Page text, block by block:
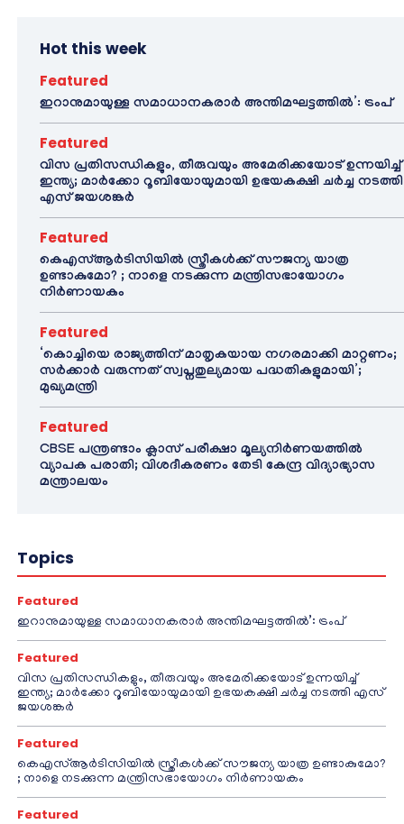
Hot this week
Featured
ഇറാനുമായുള്ള സമാധാനകരാർ അന്തിമഘട്ടത്തിൽ‌’: ട്രംപ്
Featured
വിസ പ്രതിസന്ധികളും, തീരുവയും അമേരിക്കയോട് ഉന്നയിച്ച്
ഇന്ത്യ; മാർക്കോ റൂബിയോയുമായി ഉഭയകക്ഷി ചർച്ച നടത്തി
എസ് ജയശങ്കർ
Featured
കെഎസ്ആർടിസിയിൽ സ്ത്രീകൾക്ക് സൗജന്യ യാത്ര
ഉണ്ടാകുമോ? ; നാളെ നടക്കുന്ന മന്ത്രിസഭായോഗം
നിർണായകം
Featured
‘കൊച്ചിയെ രാജ്യത്തിന് മാതൃകയായ നഗരമാക്കി മാറ്റണം;
സർക്കാർ വരുന്നത് സ്വപ്നതുല്യമായ പദ്ധതികളുമായി’;
മുഖ്യമന്ത്രി
Featured
CBSE പന്ത്രണ്ടാം ക്ലാസ് പരീക്ഷാ മൂല്യനിർണയത്തിൽ
വ്യാപക പരാതി; വിശദീകരണം തേടി കേന്ദ്ര വിദ്യാഭ്യാസ
മന്ത്രാലയം
Topics
Featured
ഇറാനുമായുള്ള സമാധാനകരാർ അന്തിമഘട്ടത്തിൽ‌’: ട്രംപ്
Featured
വിസ പ്രതിസന്ധികളും, തീരുവയും അമേരിക്കയോട് ഉന്നയിച്ച്
ഇന്ത്യ; മാർക്കോ റൂബിയോയുമായി ഉഭയകക്ഷി ചർച്ച നടത്തി എസ്
ജയശങ്കർ
Featured
കെഎസ്ആർടിസിയിൽ സ്ത്രീകൾക്ക് സൗജന്യ യാത്ര ഉണ്ടാകുമോ?
; നാളെ നടക്കുന്ന മന്ത്രിസഭായോഗം നിർണായകം
Featured